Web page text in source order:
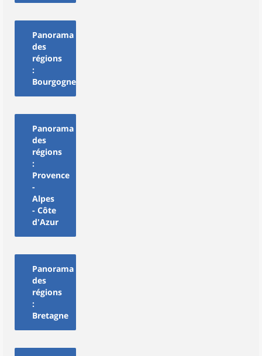
Panorama
des
régions
:
Bourgogne
Panorama
des
régions
:
Provence
-
Alpes
- Côte
d'Azur
Panorama
des
régions
:
Bretagne